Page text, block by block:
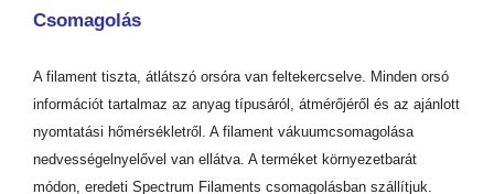
Csomagolás
A filament tiszta, átlátszó orsóra van feltekercselve. Minden orsó
információt tartalmaz az anyag típusáról, átmérőjéről és az ajánlott
nyomtatási hőmérsékletről. A filament vákuumcsomagolása
nedvességelnyelővel van ellátva. A terméket környezetbarát
módon, eredeti Spectrum Filaments csomagolásban szállítjuk.